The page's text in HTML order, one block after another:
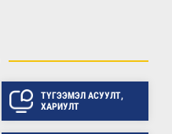
ТҮГЭЭМЭЛ АСУУЛТ,
ХАРИУЛТ